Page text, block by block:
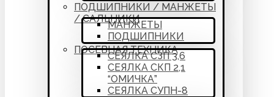
ПОДШИПНИКИ / МАНЖЕТЫ
/ САЛЬНИКИ
МАНЖЕТЫ
ПОДШИПНИКИ
ПОСЕВНАЯ ТЕХНИКА
СЕЯЛКА СЗП 3,6
СЕЯЛКА СКП 2,1
“ОМИЧКА”
СЕЯЛКА СУПН-8